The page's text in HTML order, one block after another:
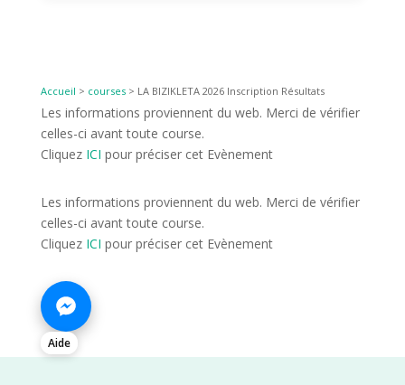
Accueil > courses> LA BIZIKLETA 2026 Inscription Résultats
Les informations proviennent du web. Merci de vérifier
celles-ci avant toute course.
Cliquez ICI pour préciser cet Evènement
Les informations proviennent du web. Merci de vérifier
celles-ci avant toute course.
Cliquez ICI pour préciser cet Evènement
Aide